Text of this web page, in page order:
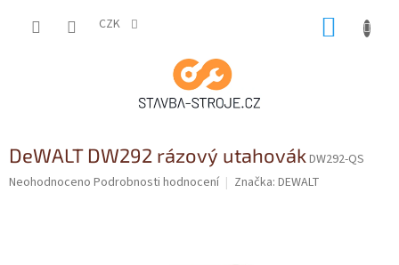
CZK
DeWALT DW292 rázový utahovákDW292-QS
Průměrné
Neohodnoceno Podrobnosti hodnocení Značka: DEWALT